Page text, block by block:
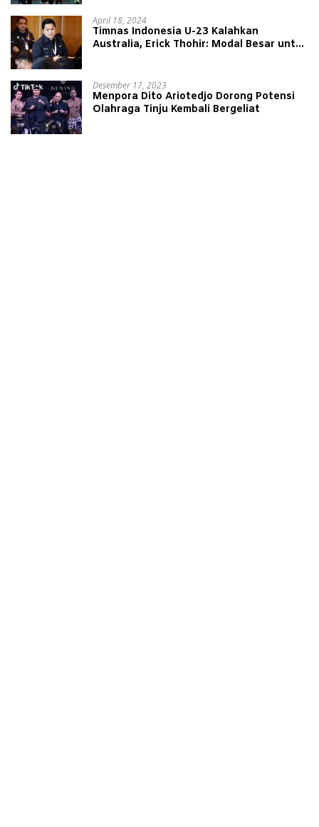
April 18, 2024
Timnas Indonesia U-23 Kalahkan
Australia, Erick Thohir: Modal Besar untuk
Desember 17, 2023
Menpora Dito Ariotedjo Dorong Potensi
Olahraga Tinju Kembali Bergeliat